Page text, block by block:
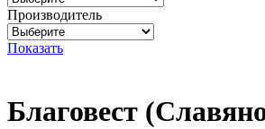
Производитель
Показать
Благовест